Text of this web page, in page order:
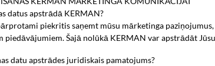
datus apstrādā KERMAN?
piekritis saņemt mūsu mārketinga
piedāvājumiem. Šajā nolūkā KERMAN var apstrādāt
datu apstrādes juridiskais pamatojums?